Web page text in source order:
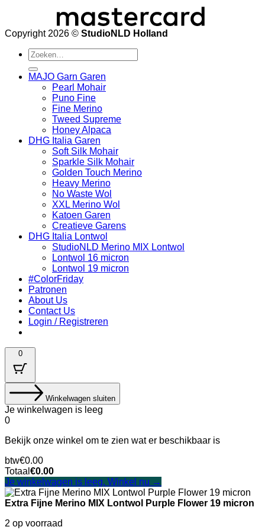
Copyright 2026 © StudioNLD Holland
Zoeken
naar:
MAJO Garn Garen
Pearl Mohair
Puno Fine
Fine Merino
Tweed Supreme
Honey Alpaca
DHG Italia Garen
Soft Silk Mohair
Sparkle Silk Mohair
Golden Touch Merino
Heavy Merino
No Waste Wol
XXL Merino Wol
Katoen Garen
Creatieve Garens
DHG Italia Lontwol
StudioNLD Merino MIX Lontwol
Lontwol 16 micron
Lontwol 19 micron
#ColorFriday
Patronen
About Us
Contact Us
Login / Registreren
0
Winkelwagen sluiten
Je winkelwagen is leeg
0
Bekijk onze winkel om te zien wat er beschikbaar is
Belastingbedrag:
btw€0.00
Winkelwagen
Totaal:
Totaal €0.00
Je winkelwagen is leeg. Winkel nu →
Extra Fijne Merino MIX Lontwol Purple Flower 19 micron
2 op voorraad